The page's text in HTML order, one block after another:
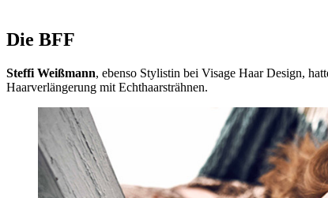
Die BFF
Steffi Weißmann, ebenso Stylistin bei Visage Haar Design,
Haarverlängerung mit Echthaarsträhnen.